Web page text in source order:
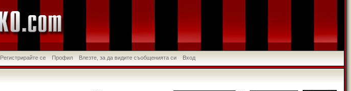
Регистрирайте се Профил Влезте, за да видите съобщенията си Вход